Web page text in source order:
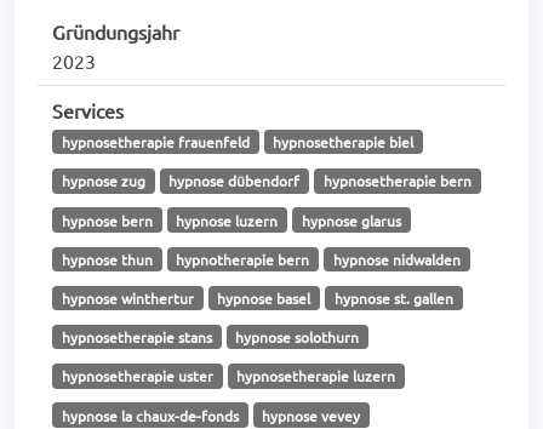
Gründungsjahr
2023
Services
hypnosetherapie frauenfeld hypnosetherapie biel
hypnose zug hypnose dübendorf hypnosetherapie bern
hypnose bern hypnose luzern hypnose glarus
hypnose thun hypnotherapie bern hypnose nidwalden
hypnose winthertur hypnose basel hypnose st. gallen
hypnosetherapie stans hypnose solothurn
hypnosetherapie uster hypnosetherapie luzern
hypnose la chaux-de-fonds hypnose vevey